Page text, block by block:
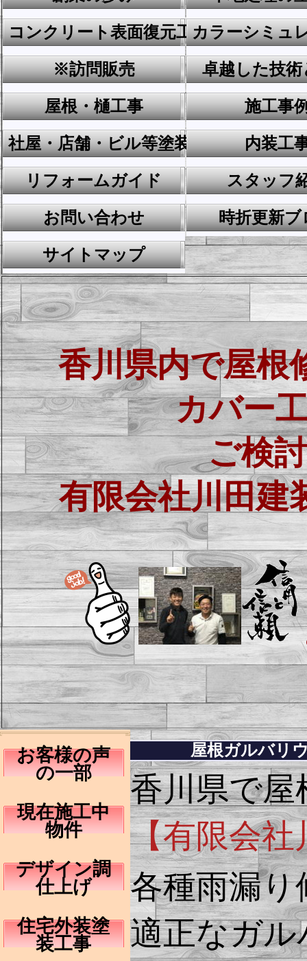
コンクリート表面復元工法カラーシミュ
※訪問販売 卓越した技術
屋根・樋工事 施工事
社屋・店舗・ビル等塗装工事 内装工
リフォームガイド スタッフ
お問い合わせ 時折更新ブ
サイトマップ
香川県内で屋根
カバー
ご検
有限会社川田建
お客様の声
の一部
現在施工中
物件
デザイン調
仕上げ
住宅外装塗
装工事
屋根ガルバリ
香川県で
【有限会社
各種雨漏り
適正なガ